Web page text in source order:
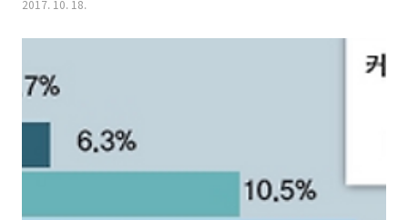
4연속 사이영상, 유일한 17년 연속 15승 같은 업적을 남겼다. 초구 스트
라이크는 투수 최고의 무기일 수도 있다. KBO리그 2010~2015시즌에서
첫 번째 카운트가 스트라이크였을 때 타율은 0.244다. 지난해 이보다 낮
라간다...
2017. 10. 18.